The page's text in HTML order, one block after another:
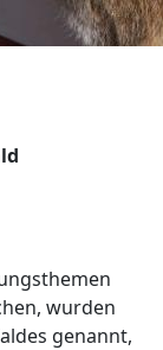
wurden
genannt,